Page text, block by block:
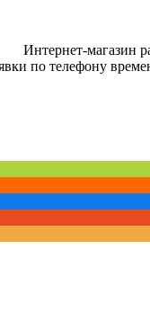
Интернет-магазин
по телефону